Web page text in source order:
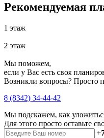
Рекомендуемая
1 этаж
2 этаж
Мы поможем,
если у Вас есть своя
Возникли вопросы? Просто
8 (8342) 34-44-42
Мы подскажем, как
Для этого просто оставьте